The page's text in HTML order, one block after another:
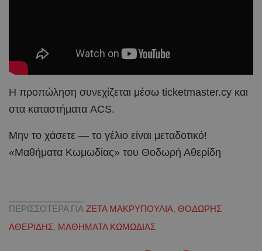
Η προπώληση συνεχίζεται μέσω ticketmaster.cy και
στα καταστήματα ACS.
Μην το χάσετε — το γέλιο είναι μεταδοτικό!
«Μαθήματα Κωμωδίας» του Θοδωρή Αθερίδη
ΠΕΡΙΣΣΟΤΕΡΑ ΓΙΑ ΖΕΤΑ ΜΑΚΡΥΠΟΥΛΙΑ, ΘΟΔΩΡΗΣ
ΑΘΕΡΙΔΗΣ, ΜΑΘΗΜΑΤΑ ΚΩΜΩΔΙΑΣ